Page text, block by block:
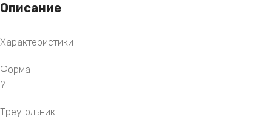
Описание
Характеристики
Форма
?
Треугольник